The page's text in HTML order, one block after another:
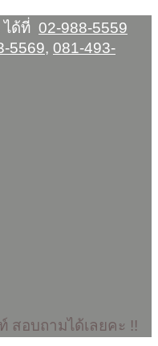
ได้ที่ 02-988-5559
5569, 081-493-
สอบถามได้เลยคะ !!